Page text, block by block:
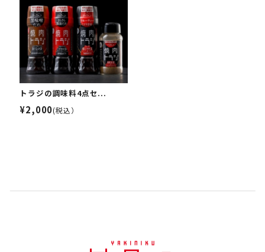
トラジの調味料4点セ...
¥2,000(税込）